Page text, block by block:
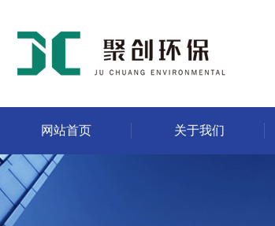
网站首页 关于我们